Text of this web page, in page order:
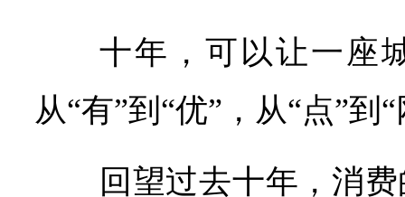
十年，可以让一座
从“有”到“优”，从“点”到
回望过去十年，消